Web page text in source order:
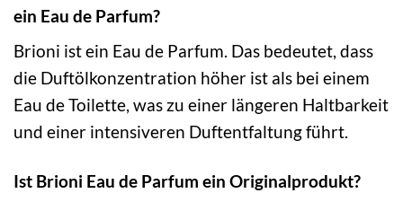
ein Eau de Parfum?
Brioni ist ein Eau de Parfum. Das bedeutet, dass
die Duftölkonzentration höher ist als bei einem
Eau de Toilette, was zu einer längeren Haltbarkeit
und einer intensiveren Duftentfaltung führt.
Ist Brioni Eau de Parfum ein Originalprodukt?